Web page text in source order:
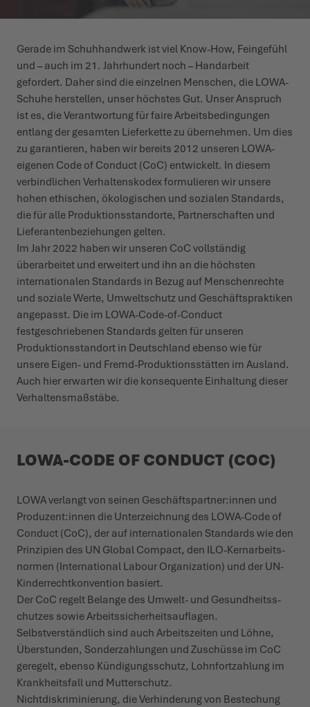
LOWA PROFESSIONAL
LOWA PROFESSIONAL
ZIEH LOS, ERLEBE MEHR!
CHALLENGE ACCEPTED – WENN DIE BERGE NACH DIR
RUFEN
DER SOMMER WARTET DRAUSSEN
PODCAST
PRESSE
KARRIERE
Gerade im Schuhhandwerk ist viel Know-How, Feingefühl
und – auch im 21. Jahrhundert noch – Handarbeit
gefordert. Daher sind die einzelnen Menschen, die LOWA-
Schuhe herstellen, unser höchstes Gut. Unser Anspruch
ist es, die Verantwortung für faire Arbeitsbedingungen
entlang der gesamten Lieferkette zu übernehmen. Um dies
zu garantieren, haben wir bereits 2012 unseren LOWA-
eigenen Code of Conduct (CoC) entwickelt. In diesem
verbindlichen Verhaltenskodex formulieren wir unsere
hohen ethischen, ökologischen und sozialen Standards,
die für alle Produktionsstandorte, Partnerschaften und
Lieferantenbeziehungen gelten.
Im Jahr 2022 haben wir unseren CoC vollständig
überarbeitet und erweitert und ihn an die höchsten
internationalen Standards in Bezug auf Menschenrechte
und soziale Werte, Umweltschutz und Geschäftspraktiken
angepasst. Die im LOWA-Code-of-Conduct
festgeschriebenen Standards gelten für unseren
Produktionsstandort in Deutschland ebenso wie für
unsere Eigen- und Fremd-Produktionsstätten im Ausland.
Auch hier erwarten wir die konsequente Einhaltung dieser
Verhaltensmaßstäbe.
LOWA-CODE OF CONDUCT (COC)
LOWA verlangt von seinen Geschäft­s­­partner:innen und
Produ­zent:innen die Unter­­­zeichnung des LOWA-Code of
Conduct (CoC), der auf inter­­n­a­ti­onalen Standards wie den
Prin­­zipien des UN Global Compact, den ILO-Kern­­a­r­beit­s­
normen (Inter­na­tional Labour Organ­i­zation) und der UN-
Kinder­­recht­kon­­vention basiert.
Der CoC regelt Belange des Umwelt- und Gesun­d­heits­s­
chutzes sowie Arbeits­­­sich­er­heit­sau­flagen.
Selb­st­ver­­­ständlich sind auch Arbeit­s­zeiten und Löhne,
Über­­s­tunden, Sonder­zah­lungen und Zuschüsse im CoC
geregelt, ebenso Kündi­­gungs­schutz, Lohn­­fort­zahlung im
Krank­heitsfall und Mutter­­schutz.
Nicht­­dis­kri­min­ierung, die Verhin­­derung von Bestechung